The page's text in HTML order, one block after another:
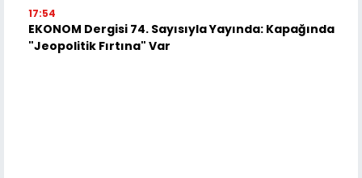
17:54
EKONOM Dergisi 74. Sayısıyla Yayında: Kapağında
"Jeopolitik Fırtına" Var